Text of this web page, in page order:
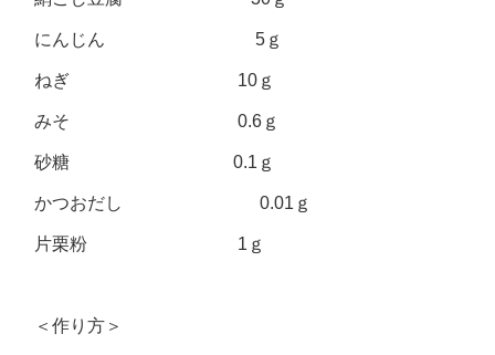
にんじん 5ｇ
ねぎ 10ｇ
みそ 0.6ｇ
砂糖 0.1ｇ
かつおだし 0.01ｇ
片栗粉 1ｇ
＜作り方＞